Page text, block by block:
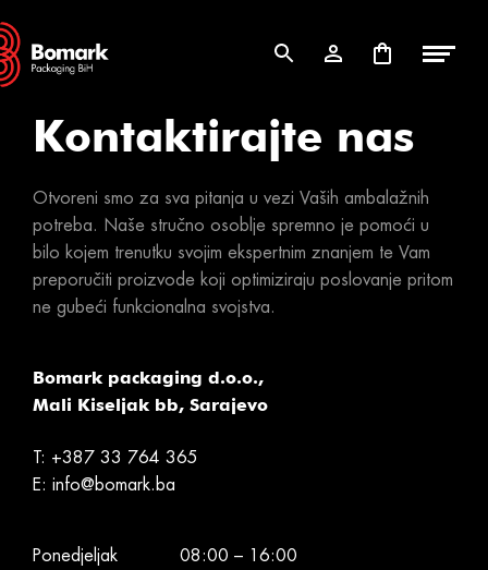
Skip
to
navigation
Skip
to
content
Kontaktirajte nas
Otvoreni smo za sva pitanja u vezi Vaših ambalažnih
potreba. Naše stručno osoblje spremno je pomoći u
bilo kojem trenutku svojim ekspertnim znanjem te Vam
preporučiti proizvode koji optimiziraju poslovanje pritom
ne gubeći funkcionalna svojstva.
Bomark packaging d.o.o.,
Mali Kiseljak bb, Sarajevo
T: +387 33 764 365
E: info@bomark.ba
Ponedjeljak
08:00 – 16:00